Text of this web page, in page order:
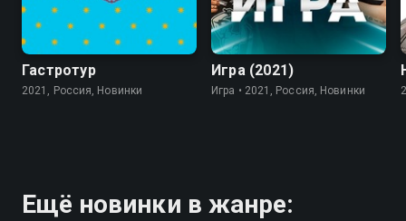
Гастротур
2021, Россия, Новинки
7.8
Игра (2021)
Игра • 2021, Россия, Новинки
Ещё новинки в жанре: